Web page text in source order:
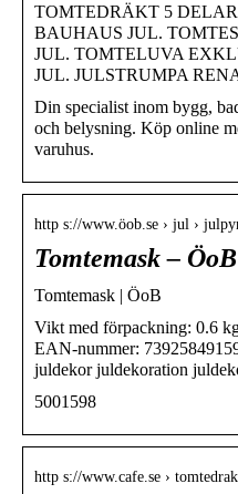
TOMTEDRÄKT 5 DELAR
BAUHAUS JUL.
JUL. TOMTELUVA
JUL. JULSTRUMPA
Din specialist inom bygg,
och belysning. Köp online
varuhus.
http s://www.öob.se › jul ›
Tomtemask – ÖoB
Tomtemask | ÖoB
Vikt med förpackning: 0.6
EAN-nummer:
juldekor juldekoration
5001598
http s://www.cafe.se ›